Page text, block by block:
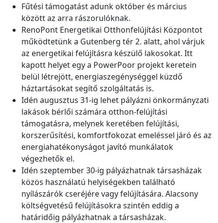
Fűtési támogatást adunk október és március
között az arra rászorulóknak.
RenoPont Energetikai Otthonfelújítási Központot
működtetünk a Gutenberg tér 2. alatt, ahol várjuk
az energetikai felújításra készülő lakosokat. Itt
kapott helyet egy a PowerPoor projekt keretein
belül létrejött, energiaszegénységgel küzdő
háztartásokat segítő szolgáltatás is.
Idén augusztus 31-ig lehet pályázni önkormányzati
lakások bérlői számára otthon-felújítási
támogatásra, melynek keretében felújítási,
korszerűsítési, komfortfokozat emeléssel járó és az
energiahatékonyságot javító munkálatok
végezhetők el.
Idén szeptember 30-ig pályázhatnak társasházak
közös használatú helyiségekben található
nyílászárók cseréjére vagy felújítására. Alacsony
költségvetésű felújításokra szintén eddig a
határidőig pályázhatnak a társasházak.